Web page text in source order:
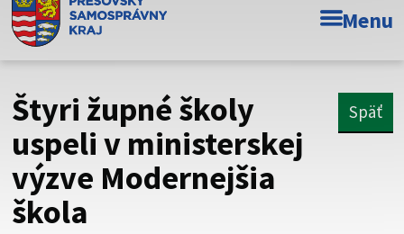
Doména psk.sk je oficiálna
Toto je oficiálna webová stránka Prešovského
psk.sk.
Táto stránka je zabezpečená
Buďte pozorní a vždy sa uistite, že zdieľate informácie iba
cez zabezpečenú webovú stránku. Zabezpečená stránka
vždy začína https:// pred názvom domény webového sídla.
Menu
Štyri župné školy
uspeli v ministerskej
výzve Modernejšia
škola
Späť